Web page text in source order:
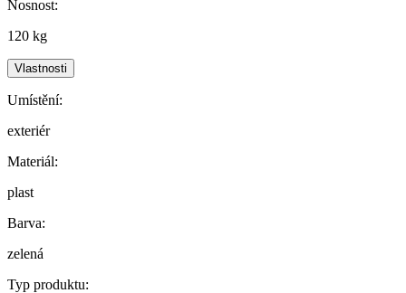
Nosnost:
120 kg
Vlastnosti
Umístění:
exteriér
Materiál:
plast
Barva:
zelená
Typ produktu: